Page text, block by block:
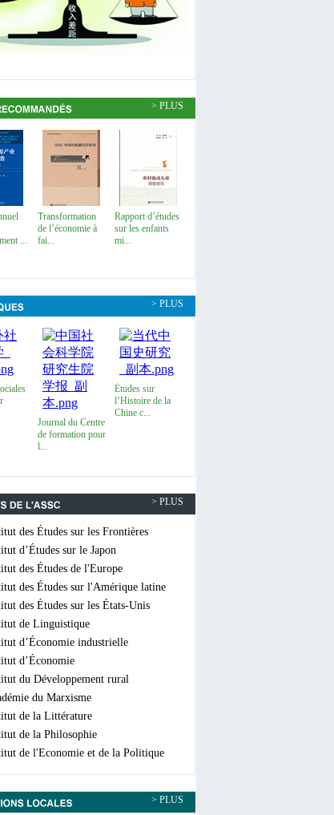
> PLUS
...
Transformation
de l’économie à
fai...
Rapport d’études
sur les enfants
mi...
> PLUS
Journal du Centre
de formation pour
l...
Études sur
l’Histoire de la
Chine c...
> PLUS
des Études sur les Frontières
d’Études sur le Japon
des Études de l'Europe
des Études sur l'Amérique latine
des Études sur les États-Unis
de Linguistique
d’Économie industrielle
d’Économie
du Développement rural
du Marxisme
de la Littérature
de la Philosophie
de l'Economie et de la Politique
> PLUS